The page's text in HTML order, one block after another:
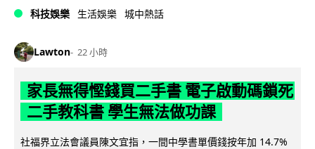
科技娛樂 生活娛樂 城中熱話
Lawton 22 小時
家長無得慳錢買二手書 電子啟動碼鎖死
二手教科書 學生無法做功課
社福界立法會議員陳文宜指，一間中學書單價錢按年加 14.7%